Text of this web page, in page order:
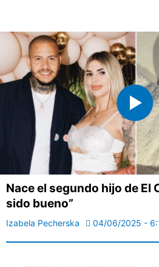
Nace el segundo hijo de El
sido bueno”
Izabela Pecherska 04/06/2025 -